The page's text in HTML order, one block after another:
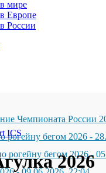
мире
Европе
России
Чемпионата России
рогейну бегом 2026 -
рогейну бегом 2026-
2026